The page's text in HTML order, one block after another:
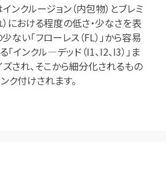
ンクルージョン（内包物）とブレミ
における程度の低さ・少なさを表
ない「フローレス（FL）」から容易
インクル―デッド（I1、I2、I3）」ま
され、そこから細分化されるもの
ク付けされます。